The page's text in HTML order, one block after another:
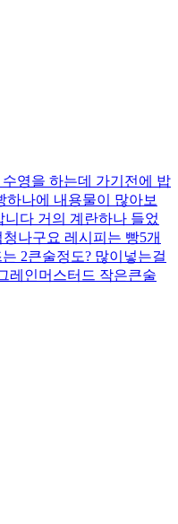
영을 하는데 가기전에 밥
하나에 내용물이 많아보
다 거의 계란하나 들었
나구요 레시피는 빵5개
2큰술정도? 많이넣는걸
레인머스터드 작은큰술